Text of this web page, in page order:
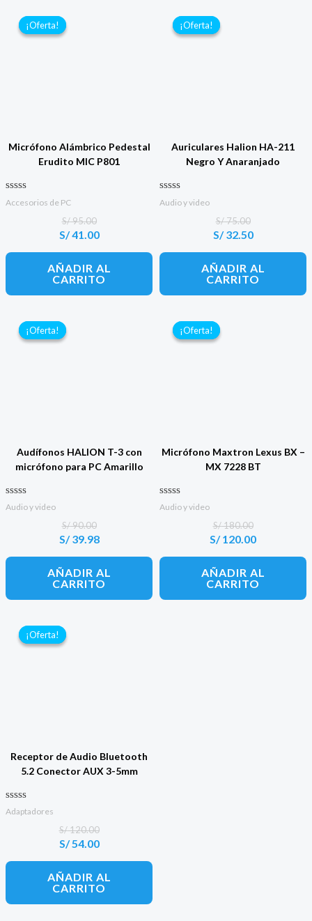
¡Oferta!
¡Oferta!
Micrófono Alámbrico Pedestal
Erudito MIC P801
Valorado con
Accesorios de PC
S/95.00
El
original
era:
S/ 95.00.
S/41.00
El
actual
es:
S/ 41.00.
AÑADIR AL
CARRITO
¡Oferta!
¡Oferta!
Auriculares Halion HA-211
Negro Y Anaranjado
Valorado con
Audio y video
S/75.00
El
original
era:
S/ 75.00.
S/32.50
El
actual
es:
S/ 32.50.
AÑADIR AL
CARRITO
¡Oferta!
¡Oferta!
Audífonos HALION T-3 con
micrófono para PC Amarillo
Valorado con
Audio y video
S/90.00
El
original
era:
S/ 90.00.
S/39.98
El
actual
es:
S/ 39.98.
AÑADIR AL
CARRITO
¡Oferta!
¡Oferta!
Micrófono Maxtron Lexus BX –
MX 7228 BT
Valorado con
Audio y video
S/180.00
El
original
era:
S/ 180.00.
S/120.00
El
actual
es:
S/ 120.00.
AÑADIR AL
CARRITO
¡Oferta!
¡Oferta!
Receptor de Audio Bluetooth
5.2 Conector AUX 3-5mm
Valorado con
Adaptadores
S/120.00
El
original
era:
S/ 120.00.
S/54.00
El
actual
es:
S/ 54.00.
AÑADIR AL
CARRITO